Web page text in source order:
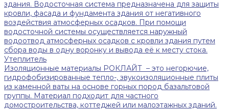
здания. Водосточная система предназначена для защиты
кровли, фасада и фундамента здания от негативного
воздействия атмосферных осадков. При помощи
водосточной системы осуществляется наружный
водоотвод атмосферных осадков с кровли здания путем
сбора воды в одну воронку и вывода её к месту стока.
Утеплитель
Изоляционные материалы РОКЛАЙТ – это негорючие,
гидрофобизированные тепло-, звукоизоляционные плиты
из каменной ваты на основе горных пород базальтовой
группы. Материал подходит для частного
домостроительства, коттеджей или малоэтажных зданий.